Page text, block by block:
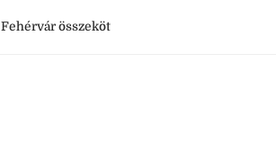
Fehérvár összeköt